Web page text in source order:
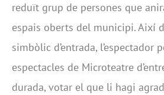
reduït grup de persones que
espais oberts del municipi. Així
simbòlic d’entrada, l’espectador
espectacles de Microteatre
durada, votar el que li hagi